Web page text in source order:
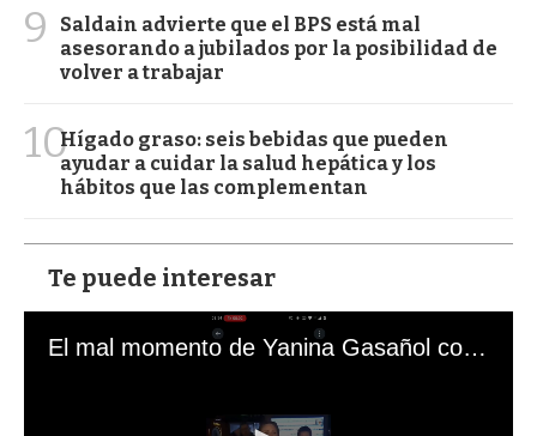
9
Saldain advierte que el BPS está mal
asesorando a jubilados por la posibilidad de
volver a trabajar
10Hígado graso: seis bebidas que pueden
ayudar a cuidar la salud hepática y los
hábitos que las complementan
Te puede interesar
El mal momento de Yanina Gasañol con un hincha argentino en "Subrayado"